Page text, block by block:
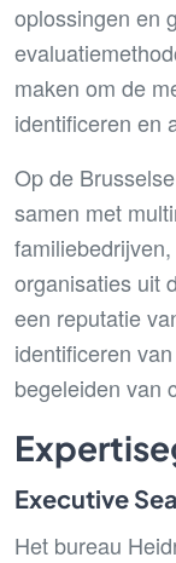
oplossingen en
maken om de
identificeren en
Op de
samen met
organisaties uit
een reputatie
identificeren
begeleiden van
Executive
Het bureau